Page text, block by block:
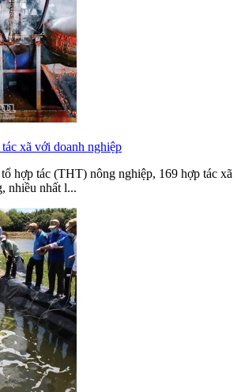
xã với doanh nghiệp
hợp tác (THT) nông nghiệp, 169 hợp tác xã
nhiều nhất l...